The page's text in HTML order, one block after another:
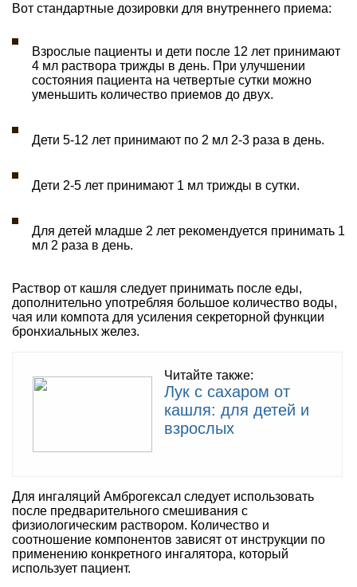
Вот стандартные дозировки для внутреннего приема:
Взрослые пациенты и дети после 12 лет принимают
4 мл раствора трижды в день. При улучшении
состояния пациента на четвертые сутки можно
уменьшить количество приемов до двух.
Дети 5-12 лет принимают по 2 мл 2-3 раза в день.
Дети 2-5 лет принимают 1 мл трижды в сутки.
Для детей младше 2 лет рекомендуется принимать 1
мл 2 раза в день.
Раствор от кашля следует принимать после еды,
дополнительно употребляя большое количество воды,
чая или компота для усиления секреторной функции
бронхиальных желез.
Читайте также:
Лук с сахаром от
кашля: для детей и
взрослых
Для ингаляций Амброгексал следует использовать
после предварительного смешивания с
физиологическим раствором. Количество и
соотношение компонентов зависят от инструкции по
применению конкретного ингалятора, который
использует пациент.